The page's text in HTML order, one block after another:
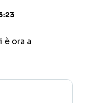
è ora a